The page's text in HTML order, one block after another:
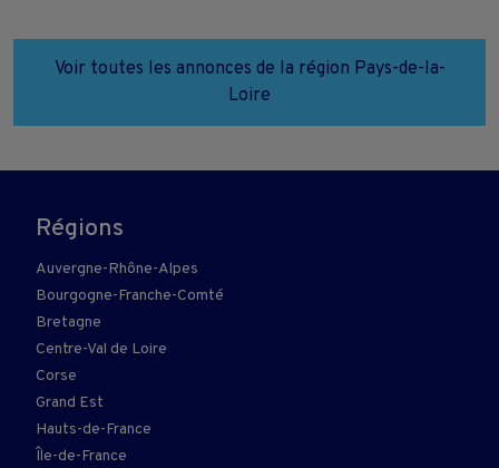
Voir toutes les annonces de la région Pays-de-la-
Loire
Régions
Auvergne-Rhône-Alpes
Bourgogne-Franche-Comté
Bretagne
Centre-Val de Loire
Corse
Grand Est
Hauts-de-France
Île-de-France